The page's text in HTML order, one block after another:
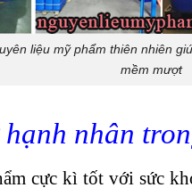
liệu mỹ phẩm thiên nhiên
mềm mượt
nhân
cực kì tốt với sức